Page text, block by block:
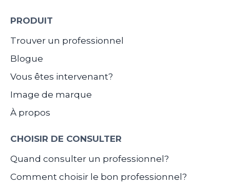
PRODUIT
Trouver un professionnel
Blogue
Vous êtes intervenant?
Image de marque
À propos
CHOISIR DE CONSULTER
Quand consulter un professionnel?
Comment choisir le bon professionnel?